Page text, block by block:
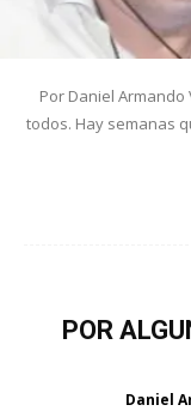
Por Daniel
todos. Hay semanas
POR
Daniel